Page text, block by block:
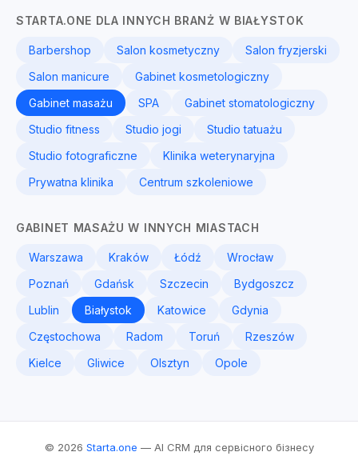
STARTA.ONE DLA INNYCH BRANŻ W BIAŁYSTOK
Barbershop Salon kosmetyczny
Salon fryzjerski
Salon manicure
Gabinet kosmetologiczny
Gabinet masażu
SPA
Gabinet stomatologiczny
Studio fitness
Studio jogi
Studio tatuażu
Studio fotograficzne
Klinika weterynaryjna
Prywatna klinika
Centrum szkoleniowe
GABINET MASAŻU W INNYCH MIASTACH
Warszawa Kraków Łódź
Wrocław
Poznań
Gdańsk Szczecin
Bydgoszcz
Lublin
Białystok Katowice
Gdynia
Częstochowa
Radom Toruń
Rzeszów
Kielce
Gliwice Olsztyn Opole
© 2026 Starta.one — AI CRM для сервісного бізнесу